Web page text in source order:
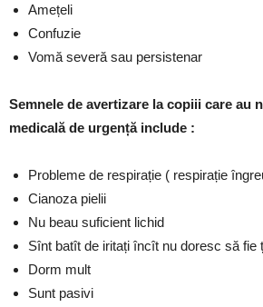
Amețeli
Confuzie
Vomă severă sau persistenar
Semnele de avertizare la copiii care au
medicală de urgență include :
Probleme de respirație ( respirație
Cianoza pielii
Nu beau suficient lichid
Sînt batît de iritați încît nu doresc să fie
Dorm mult
Sunt pasivi